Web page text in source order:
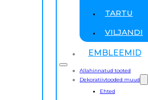
TARTU
VILJANDI
EMBLEEMID
Allahinnatud tooted
Dekoratiivtooded muud
Ehted